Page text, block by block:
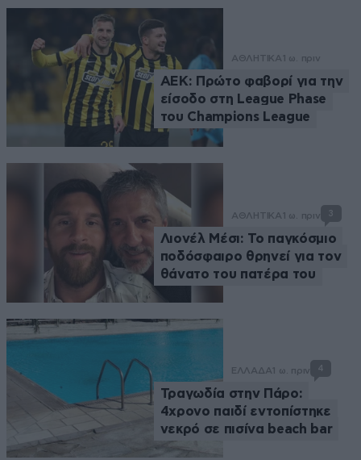
ΑΘΛΗΤΙΚΑ 1 ω. πριν
ΑΕΚ: Πρώτο φαβορί για την
είσοδο στη League Phase
του Champions League
ΑΘΛΗΤΙΚΑ 1 ω. πριν 3
Λιονέλ Μέσι: Το παγκόσμιο
ποδόσφαιρο θρηνεί για τον
θάνατο του πατέρα του
ΕΛΛΑΔΑ 1 ω. πριν 4
Τραγωδία στην Πάρο:
4χρονο παιδί εντοπίστηκε
νεκρό σε πισίνα beach bar